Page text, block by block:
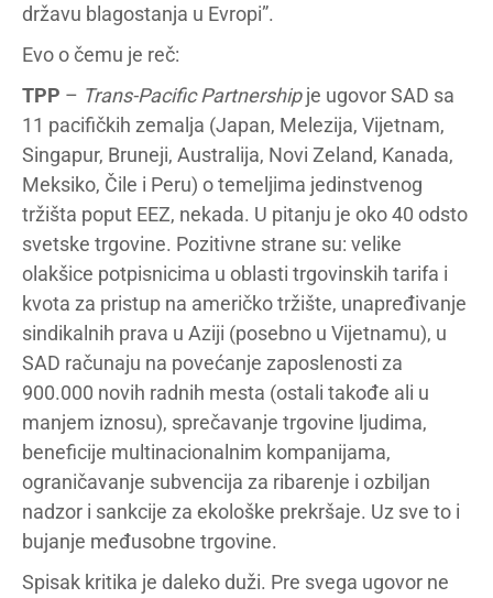
državu blagostanja u Evropi”.
Evo o čemu je reč:
TPP – Trans-Pacific Partnershipje ugovor SAD sa
11 pacifičkih zemalja (Japan, Melezija, Vijetnam,
Singapur, Bruneji, Australija, Novi Zeland, Kanada,
Meksiko, Čile i Peru) o temeljima jedinstvenog
tržišta poput EEZ, nekada. U pitanju je oko 40 odsto
svetske trgovine. Pozitivne strane su: velike
olakšice potpisnicima u oblasti trgovinskih tarifa i
kvota za pristup na američko tržište, unapređivanje
sindikalnih prava u Aziji (posebno u Vijetnamu), u
SAD računaju na povećanje zaposlenosti za
900.000 novih radnih mesta (ostali takođe ali u
manjem iznosu), sprečavanje trgovine ljudima,
beneficije multinacionalnim kompanijama,
ograničavanje subvencija za ribarenje i ozbiljan
nadzor i sankcije za ekološke prekršaje. Uz sve to i
bujanje međusobne trgovine.
Spisak kritika je daleko duži. Pre svega ugovor ne